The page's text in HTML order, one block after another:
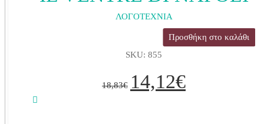
ΛΟΓΟΤΕΧΝΙΑ
Προσθήκη στο καλάθι
SKU: 855
18,83€
price
14,12€τρέχουσα